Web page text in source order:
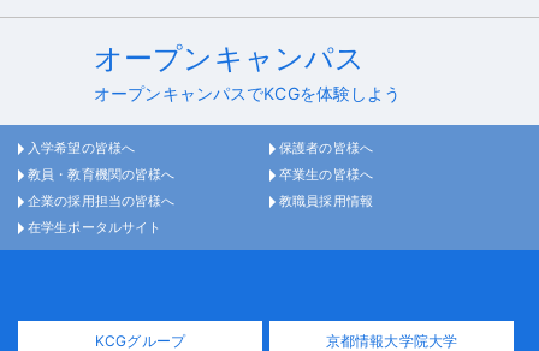
オープンキャンパス
オープンキャンパスでKCGを体験しよう
入学希望の皆様へ
保護者の皆様へ
教員・教育機関の皆様へ
卒業生の皆様へ
企業の採用担当の皆様へ
教職員採用情報
在学生ポータルサイト
KCGグループ 京都情報大学院大学